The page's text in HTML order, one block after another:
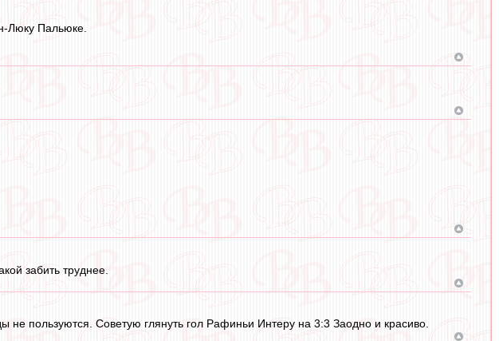
Люку Пальюке.
забить труднее.
пользуются. Советую глянуть гол Рафиньи Интеру на 3:3 Заодно и красиво.